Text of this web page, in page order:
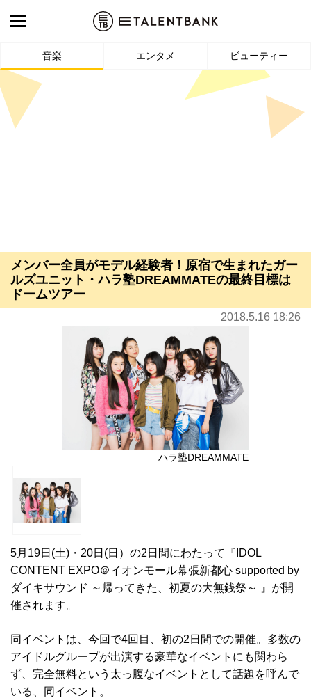
音楽 エンタメ ビューティー
メンバー全員がモデル経験者！原宿で生まれたガー
ルズユニット・ハラ塾DREAMMATEの最終目標は
ドームツアー
2018.5.16 18:26
ハラ塾DREAMMATE
5月19日(土)・20日(日）の2日間にわたって『IDOL
CONTENT EXPO＠イオンモール幕張新都心 supported by
ダイキサウンド ～帰ってきた、初夏の大無銭祭～ 』が開
催されます。
同イベントは、今回で4回目、初の2日間での開催。多数の
アイドルグループが出演する豪華なイベントにも関わら
ず、完全無料という太っ腹なイベントとして話題を呼んで
いる、同イベント。